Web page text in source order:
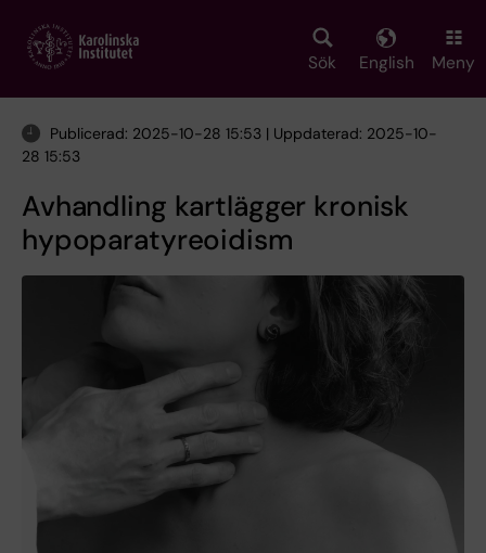
main
Sök English Meny
Publicerad: 2025-10-28 15:53 | Uppdaterad: 2025-10-
28 15:53
Avhandling kartlägger kronisk
hypoparatyreoidism